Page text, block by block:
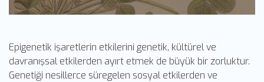
Epigenetik işaretlerin etkilerini genetik, kültürel ve
davranışsal etkilerden ayırt etmek de büyük bir zorluktur.
Genetiği nesillerce süregelen sosyal etkilerden ve